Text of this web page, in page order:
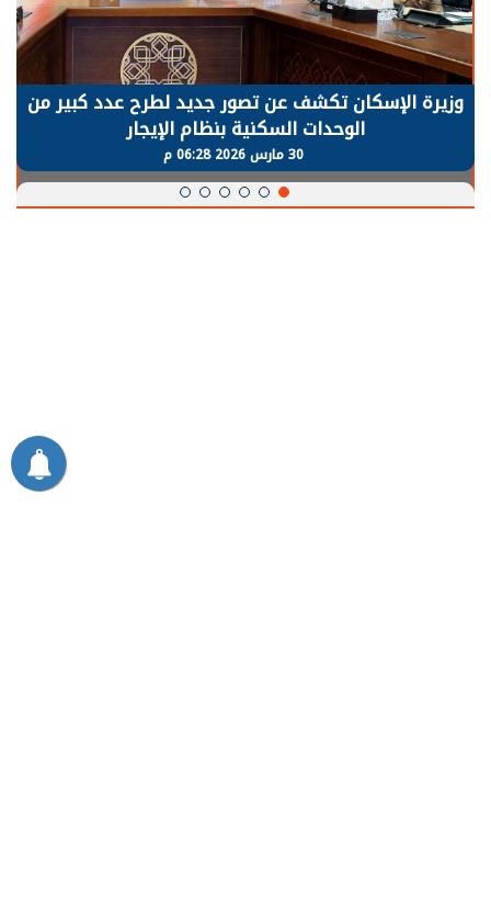
وزيرة الإسكان تكشف عن تصور جديد لطرح عدد كبير من
الوحدات السكنية بنظام الإيجار